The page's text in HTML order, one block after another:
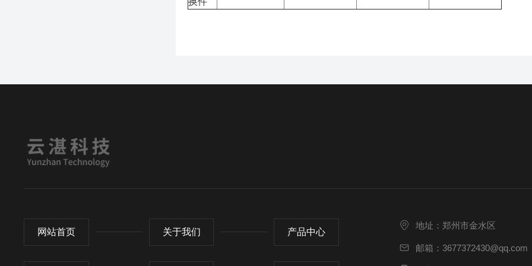
网站首页 关于我们 产品中心
地址：郑州市金水区
邮箱：3677372430@qq.com